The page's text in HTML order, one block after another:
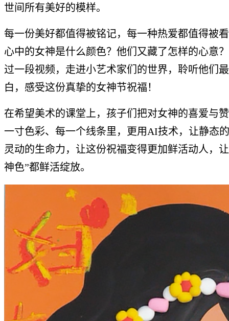
世间所有美好的模样。
每一份美好都值得被铭记，每一种热爱都值得被
心中的女神是什么颜色？他们又藏了怎样的心意
过一段视频，走进小艺术家们的世界，聆听他们
白，感受这份真挚的女神节祝福！
在希望美术的课堂上，孩子们把对女神的喜爱与
一寸色彩、每一个线条里，更用AI技术，让静态
灵动的生命力，让这份祝福变得更加鲜活动人，
神色”都鲜活绽放。